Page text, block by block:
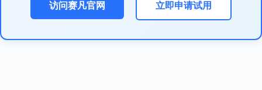
访问赛凡官网 立即申请试用